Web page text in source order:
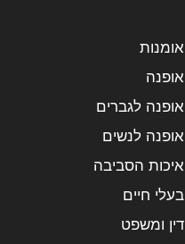
אומנות
אופנה
אופנה לגברים
אופנה לנשים
איכות הסביבה
בעלי חיים
דין ומשפט